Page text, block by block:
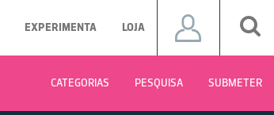
EXPERIMENTA LOJA
CATEGORIAS PESQUISA SUBMETER